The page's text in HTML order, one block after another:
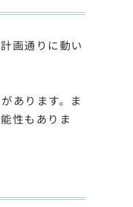
画通りに動い
あります。ま
性もありま